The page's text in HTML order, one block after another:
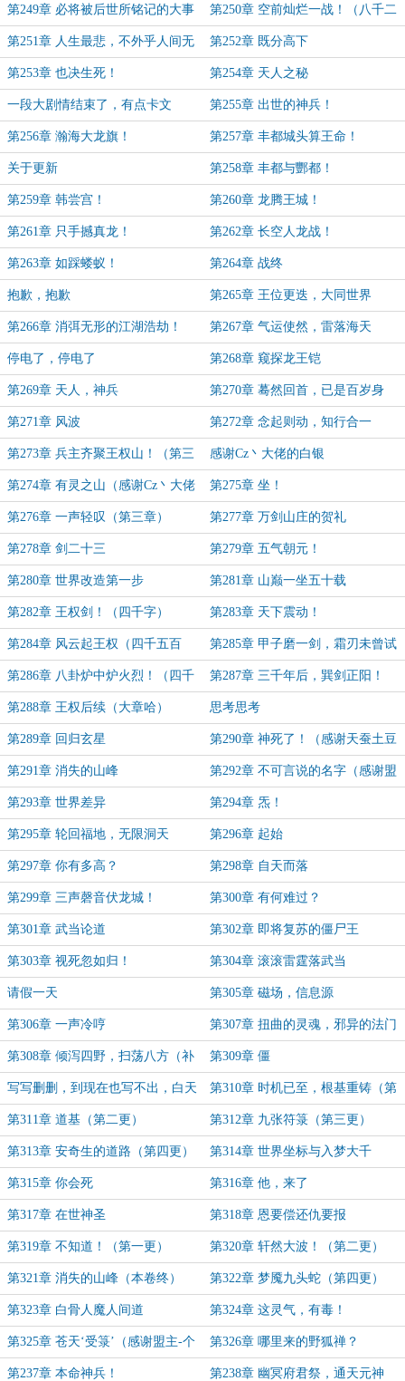
字）
第249章 必将被后世所铭记的大事
件！
第250章 空前灿烂一战！（八千二
百字二合一）
第251章 人生最悲，不外乎人间无
敌！
第252章 既分高下
第253章 也决生死！ 第254章 天人之秘
一段大剧情结束了，有点卡文 第255章 出世的神兵！
第256章 瀚海大龙旗！ 第257章 丰都城头算王命！
关于更新 第258章 丰都与酆都！
第259章 韩尝宫！ 第260章 龙腾王城！
第261章 只手撼真龙！ 第262章 长空人龙战！
第263章 如踩蝼蚁！ 第264章 战终
抱歉，抱歉 第265章 王位更迭，大同世界
第266章 消弭无形的江湖浩劫！ 第267章 气运使然，雷落海天
停电了，停电了 第268章 窥探龙王铠
第269章 天人，神兵 第270章 蓦然回首，已是百岁身
（第三章）
第271章 风波 第272章 念起则动，知行合一
第273章 兵主齐聚王权山！（第三
章）
感谢Cz丶大佬的白银
第274章 有灵之山（感谢Cz丶大佬
百万打赏）
第275章 坐！
第276章 一声轻叹（第三章） 第277章 万剑山庄的贺礼
第278章 剑二十三 第279章 五气朝元！
第280章 世界改造第一步 第281章 山巅一坐五十载
第282章 王权剑！（四千字） 第283章 天下震动！
第284章 风云起王权（四千五百
字）
第285章 甲子磨一剑，霜刃未曾试
第286章 八卦炉中炉火烈！（四千
字）
第287章 三千年后，巽剑正阳！
（本卷终）
第288章 王权后续（大章哈） 思考思考
第289章 回归玄星 第290章 神死了！（感谢天蚕土豆
大佬打赏的盟主）
第291章 消失的山峰 第292章 不可言说的名字（感谢盟
主洁白0）
第293章 世界差异 第294章 炁！
第295章 轮回福地，无限洞天 第296章 起始
第297章 你有多高？ 第298章 自天而落
第299章 三声磬音伏龙城！ 第300章 有何难过？
第301章 武当论道 第302章 即将复苏的僵尸王
第303章 视死忽如归！ 第304章 滚滚雷霆落武当
请假一天 第305章 磁场，信息源
第306章 一声冷哼 第307章 扭曲的灵魂，邪异的法门
第308章 倾泻四野，扫荡八方（补
更一章）
第309章 僵
写写删删，到现在也写不出，白天
四更补上..........
第310章 时机已至，根基重铸（第
一更）
第311章 道基（第二更） 第312章 九张符箓（第三更）
第313章 安奇生的道路（第四更） 第314章 世界坐标与入梦大千
第315章 你会死 第316章 他，来了
第317章 在世神圣 第318章 恩要偿还仇要报
第319章 不知道！（第一更） 第320章 轩然大波！（第二更）
第321章 消失的山峰（本卷终） 第322章 梦魇九头蛇（第四更）
第323章 白骨人魔人间道 第324章 这灵气，有毒！
第325章 苍天‘受箓’（感谢盟主-个
人抽烟）
第326章 哪里来的野狐禅？
第237章 本命神兵！ 第238章 幽冥府君祭，通天元神